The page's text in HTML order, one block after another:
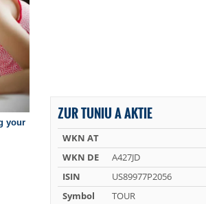
ZUR TUNIU A AKTIE
WKN AT
WKN DE
A427JD
ISIN
US89977P2056
Symbol
TOUR